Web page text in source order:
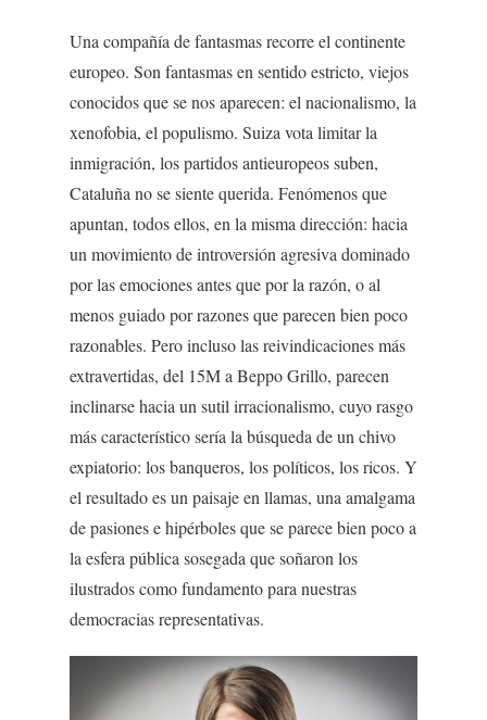
Una compañía de fantasmas recorre el continente
europeo. Son fantasmas en sentido estricto, viejos
conocidos que se nos aparecen: el nacionalismo, la
xenofobia, el populismo. Suiza vota limitar la
inmigración, los partidos antieuropeos suben,
Cataluña no se siente querida. Fenómenos que
apuntan, todos ellos, en la misma dirección: hacia
un movimiento de introversión agresiva dominado
por las emociones antes que por la razón, o al
menos guiado por razones que parecen bien poco
razonables. Pero incluso las reivindicaciones más
extravertidas, del 15M a Beppo Grillo, parecen
inclinarse hacia un sutil irracionalismo, cuyo rasgo
más característico sería la búsqueda de un chivo
expiatorio: los banqueros, los políticos, los ricos. Y
el resultado es un paisaje en llamas, una amalgama
de pasiones e hipérboles que se parece bien poco a
la esfera pública sosegada que soñaron los
ilustrados como fundamento para nuestras
democracias representativas.